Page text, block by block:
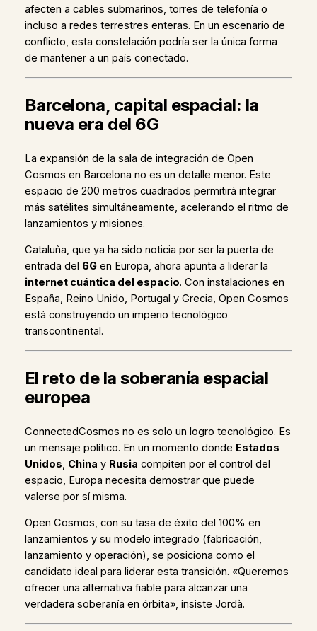
afecten a cables submarinos, torres de telefonía o
incluso a redes terrestres enteras. En un escenario de
conflicto, esta constelación podría ser la única forma
de mantener a un país conectado.
Barcelona, capital espacial: la
nueva era del 6G
La expansión de la sala de integración de Open
Cosmos en Barcelona no es un detalle menor. Este
espacio de 200 metros cuadrados permitirá integrar
más satélites simultáneamente, acelerando el ritmo de
lanzamientos y misiones.
Cataluña, que ya ha sido noticia por ser la puerta de
entrada del 6Gen Europa, ahora apunta a liderar la
internet cuántica del espacio. Con instalaciones en
España, Reino Unido, Portugal y Grecia, Open Cosmos
está construyendo un imperio tecnológico
transcontinental.
El reto de la soberanía espacial
europea
ConnectedCosmos no es solo un logro tecnológico. Es
un mensaje político. En un momento donde Estados
Unidos, China y Rusia compiten por el control del
espacio, Europa necesita demostrar que puede
valerse por sí misma.
Open Cosmos, con su tasa de éxito del 100% en
lanzamientos y su modelo integrado (fabricación,
lanzamiento y operación), se posiciona como el
candidato ideal para liderar esta transición. «Queremos
ofrecer una alternativa fiable para alcanzar una
verdadera soberanía en órbita», insiste Jordà.